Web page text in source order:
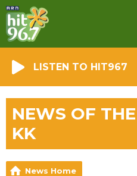
LISTEN TO HIT967
NEWS OF
KK
News Home